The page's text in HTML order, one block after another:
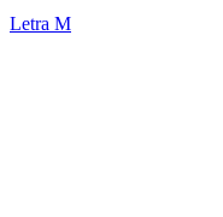
Letra M